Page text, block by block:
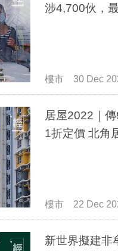
涉4,700伙，
樓市 30 Dec
居屋2022｜
1折定價 北角
樓市 22 Dec
新世界擬建非